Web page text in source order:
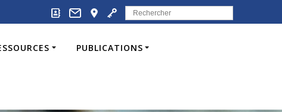
Search
for:
PUBLICATIONS